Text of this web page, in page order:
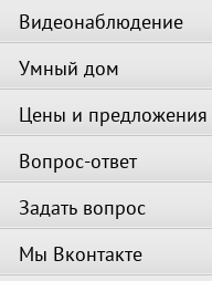
Видеонаблюдение
Умный дом
Цены и предложения
Вопрос-ответ
Задать вопрос
Мы Вконтакте